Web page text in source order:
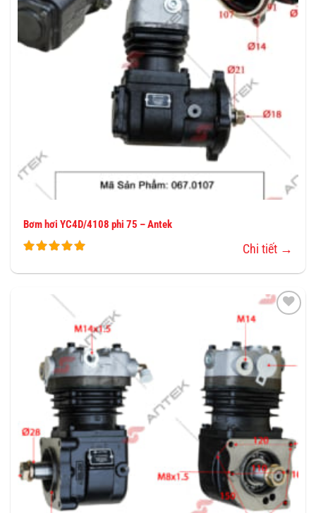
Bơm hơi YC4D/4108 phi 75 – Antek
Chi tiết →
YÊU
THÍCH